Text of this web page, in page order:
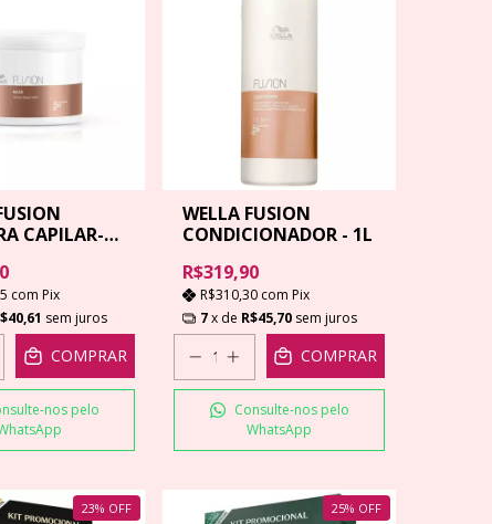
CAPILAR-
com Pix
sem juros
COMPRAR
nos pelo
WELLA FUSION
CONDICIONADOR - 1L
R$319,90
R$310,30 com Pix
7x de R$45,70 sem juros
COMPRAR
Consulte-nos pelo
WhatsApp
23% OFF 25% OFF